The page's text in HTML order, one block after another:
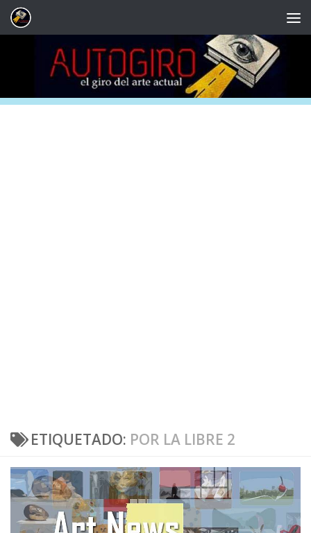
Saltar al contenido
ETIQUETADO: POR LA LIBRE 2